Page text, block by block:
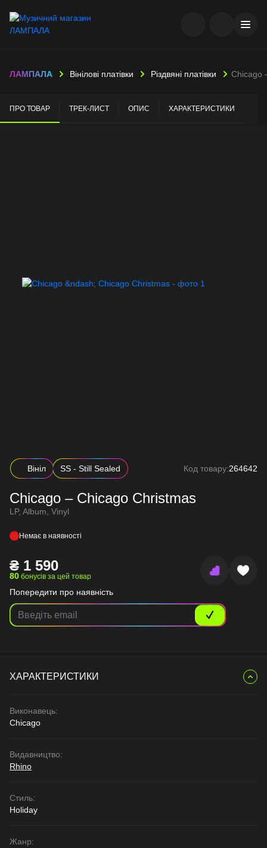
ЛАМПАЛА Вінілові платівки Різдвяні платівки Chicago
ПРО ТОВАР ТРЕК-ЛИСТ ОПИС ХАРАКТЕРИСТИКИ
Вініл SS - Still Sealed Код товару:264642
Chicago – Chicago Christmas
LP, Album, Vinyl
Немає в наявності
₴ 1 590
80 бонусів за цей товар
Попередити про наявність
ХАРАКТЕРИСТИКИ
Виконавець:
Chicago
Видавництво:
Rhino
Стиль:
Holiday
Жанр: